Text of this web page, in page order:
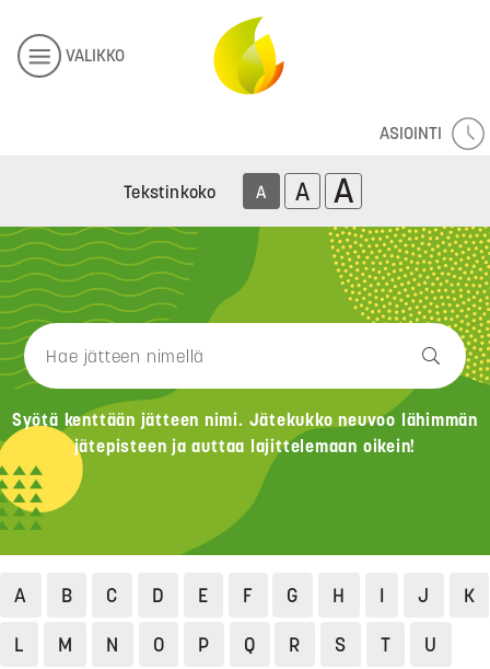
VALIKKO
ASIOINTI
Tekstinkoko A A A
Syötä kenttään jätteen nimi. Jätekukko neuvoo lähimmän
jätepisteen ja auttaa lajittelemaan oikein!
A B C D E F G H I J
K
L
M N O P Q R S T
U